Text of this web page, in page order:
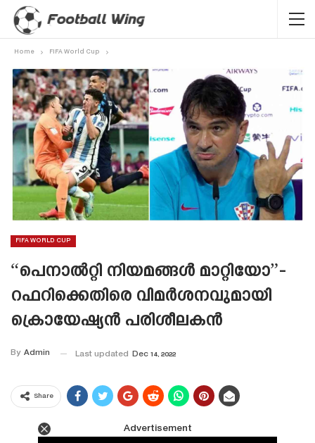
Home FIFA World Cup
FIFA WORLD CUP
“പെനാൽറ്റി നിയമങ്ങൾ മാറ്റിയോ”-
റഫറിക്കെതിരെ വിമർശനവുമായി
ക്രൊയേഷ്യൻ പരിശീലകൻ
By Admin Last updated Dec 14, 2022
Share
Advertisement